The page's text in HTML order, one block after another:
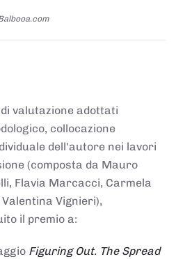
valutazione adottati
collocazione
dell'autore nei lavori
(composta da Mauro
Flavia Marcacci, Carmela
Vignieri),
il premio a:
Figuring Out. The Spread